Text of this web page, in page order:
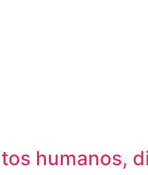
humanos,